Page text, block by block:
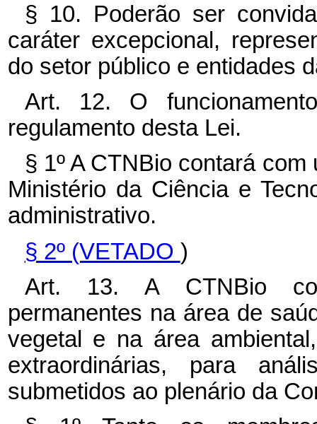
§ 10. Poderão ser
caráter excepcional,
do setor público e entidades
Art. 12. O
regulamento desta Lei.
§ 1º A CTNBio contará
Ministério da Ciência e
administrativo.
§ 2º (VETADO )
Art. 13. A CTNBio
permanentes na área de
vegetal e na área
extraordinárias, para
submetidos ao plenário da